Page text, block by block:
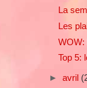
La
Les
WOW:
Top 5:
► avril